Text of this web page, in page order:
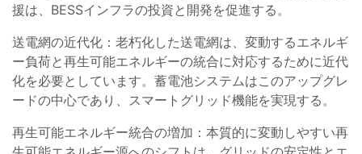
援は、BESSインフラの投資と開発を促進する。
送電網の近代化：老朽化した送電網は、変動するエネルギ
ー負荷と再生可能エネルギーの統合に対応するために近代
化を必要としています。蓄電池システムはこのアップグレ
ードの中心であり、スマートグリッド機能を実現する。
再生可能エネルギー統合の増加：本質的に変動しやすい再